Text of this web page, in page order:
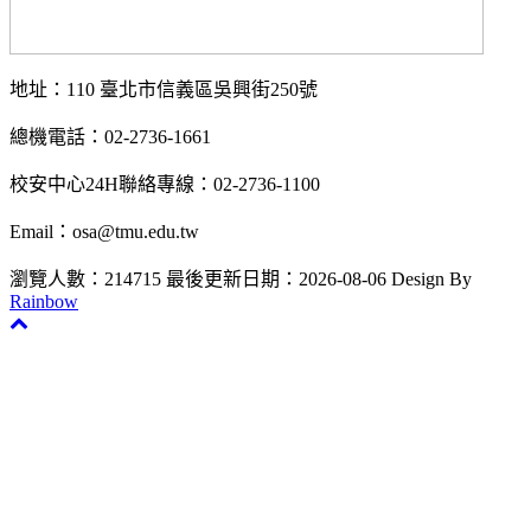
地址：110 臺北市信義區吳興街250號
總機電話：02-2736-1661
校安中心24H聯絡專線：02-2736-1100
Email：osa@tmu.edu.tw
瀏覽人數：214715 最後更新日期：2026-08-06 Design By
Rainbow